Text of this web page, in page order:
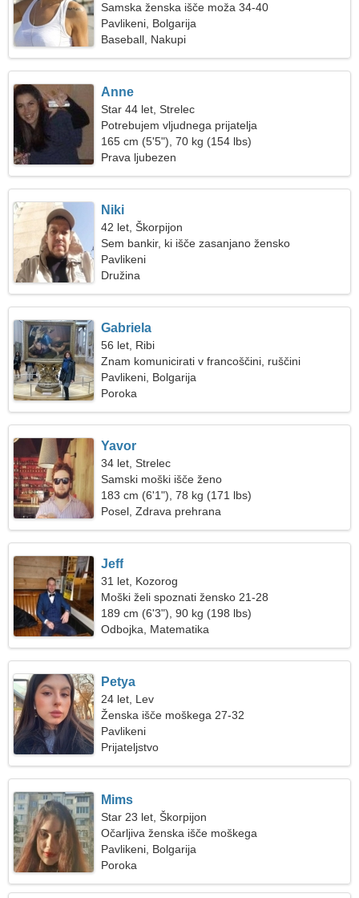
Samska ženska išče moža 34-40
Pavlikeni, Bolgarija
Baseball, Nakupi
Anne
Star 44 let, Strelec
Potrebujem vljudnega prijatelja
165 cm (5'5"), 70 kg (154 lbs)
Prava ljubezen
Niki
42 let, Škorpijon
Sem bankir, ki išče zasanjano žensko
Pavlikeni
Družina
Gabriela
56 let, Ribi
Znam komunicirati v francoščini, ruščini
Pavlikeni, Bolgarija
Poroka
Yavor
34 let, Strelec
Samski moški išče ženo
183 cm (6'1"), 78 kg (171 lbs)
Posel, Zdrava prehrana
Jeff
31 let, Kozorog
Moški želi spoznati žensko 21-28
189 cm (6'3"), 90 kg (198 lbs)
Odbojka, Matematika
Petya
24 let, Lev
Ženska išče moškega 27-32
Pavlikeni
Prijateljstvo
Mims
Star 23 let, Škorpijon
Očarljiva ženska išče moškega
Pavlikeni, Bolgarija
Poroka